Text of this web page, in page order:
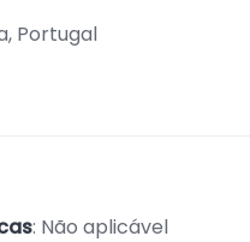
Portugal
: Não aplicável